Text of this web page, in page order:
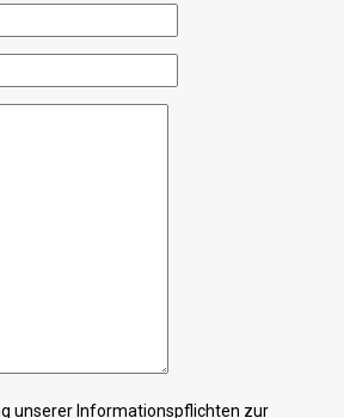
unserer Informationspflichten zur